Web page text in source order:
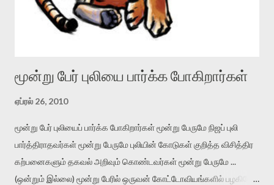
மூன்று பேர் புலியை பார்க்க போகிறார்கள்
ஏப்ரல் 26, 2010
மூன்று பேர் புலியைப் பார்க்க போகிறார்கள் மூன்று பேருமே நிஜப் புலி
பார்த்திராதவர்கள் மூன்று பேருமே புலியின் கோடுகள் குறித்த விசித்திர
கற்பனைகளும் தகவல் அறிவும் கொண்டவர்கள் மூன்று பேருமே ...
(ஒன்றும் இல்லை) மூன்று பேரில் ஒருவன் கோட்டோவியங்களில் பழகியே